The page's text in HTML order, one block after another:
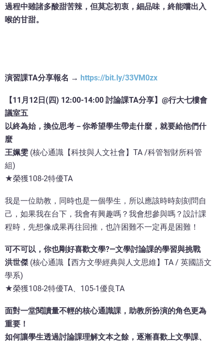
過程中雖諸多酸甜苦辣，但莫忘初衷，細品味，終能嚐出入
喉的甘甜。
演習課TA分享報名 → https://bit.ly/33VM0zx
【11月12日(四) 12:00-14:00 討論課TA分享】@行大七樓會
議室五
以終為始，換位思考－你希望學生帶走什麼，就要給他們什
麼
王姵雯 (核心通識【科技與人文社會】TA /科管智財所科管
組)
★榮獲108-2特優TA
我是一位助教，同時也是一個學生，所以應該時時刻刻問自
己，如果我在台下，我會有興趣嗎？我會想參與嗎？設計課
程時，先想像成果再往回推，也許困難不一定再是困難！
可不可以，你也剛好喜歡文學?—文學討論課的學習與挑戰
洪世傑 (核心通識【西方文學經典與人文思維】TA / 英國語文
學系)
★榮獲108-2特優TA、105-1優良TA
面對一堂閱讀量不輕的核心通識課，助教所扮演的角色更為
重要！
如何讓學生透過討論課理解文本之餘，逐漸喜歡上文學課、